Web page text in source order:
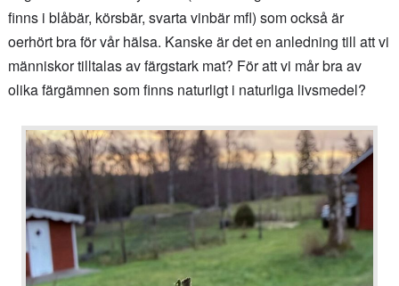
finns i blåbär, körsbär, svarta vinbär mfl) som också är
oerhört bra för vår hälsa. Kanske är det en anledning till att vi
människor tilltalas av färgstark mat? För att vi mår bra av
olika färgämnen som finns naturligt i naturliga livsmedel?